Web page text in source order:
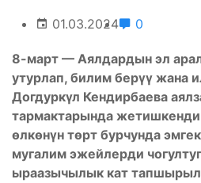
01.03.2024 0
8-март — Аялдардын эл
утурлап, билим берүү жана
Догдуркүл Кендирбаева
тармактарында
өлкөнүн төрт бурчунда
мугалим эжейлерди
ыраазычылык кат